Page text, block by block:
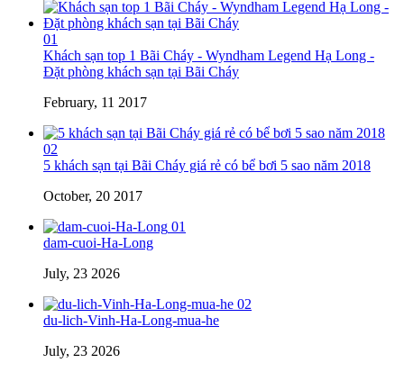
01
Khách sạn top 1 Bãi Cháy - Wyndham Legend Hạ Long -
Đặt phòng khách sạn tại Bãi Cháy
February, 11 2017
02
5 khách sạn tại Bãi Cháy giá rẻ có bể bơi 5 sao năm 2018
October, 20 2017
01
dam-cuoi-Ha-Long
July, 23 2026
02
du-lich-Vinh-Ha-Long-mua-he
July, 23 2026